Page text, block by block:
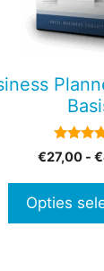
4.67
van 5
€27,00 - €
Opties